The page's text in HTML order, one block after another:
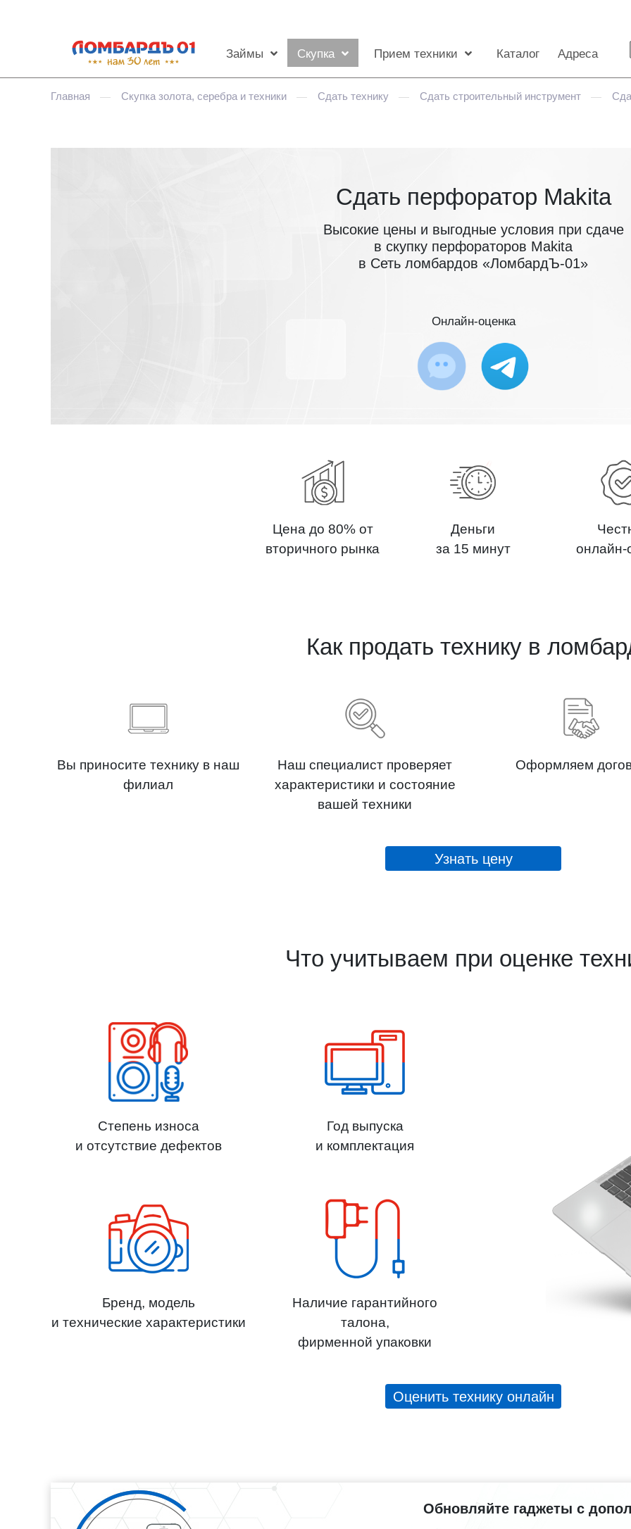
Займы Скупка Прием техники Каталог Адреса
Главная — Скупка золота, серебра и техники — Сдать технику — Сдать строительный инструмент —
Сдать перфоратор Makita
Высокие цены и выгодные условия при сдаче
в скупку перфораторов Makita
в Сеть ломбардов «ЛомбардЪ-01»
Онлайн-оценка
Цена до 80% от
вторичного рынка
Деньги
за 15 минут
онлайн-
Как продать технику в
Вы приносите технику в наш
филиал
Наш специалист проверяет
характеристики и состояние
вашей техники
Оформляем
Узнать цену
Что учитываем при оценке
Степень износа
и отсутствие дефектов
Год выпуска
и комплектация
Бренд, модель
и технические характеристики
Наличие гарантийного
талона,
фирменной упаковки
Оценить технику онлайн
Обновляйте гаджеты с